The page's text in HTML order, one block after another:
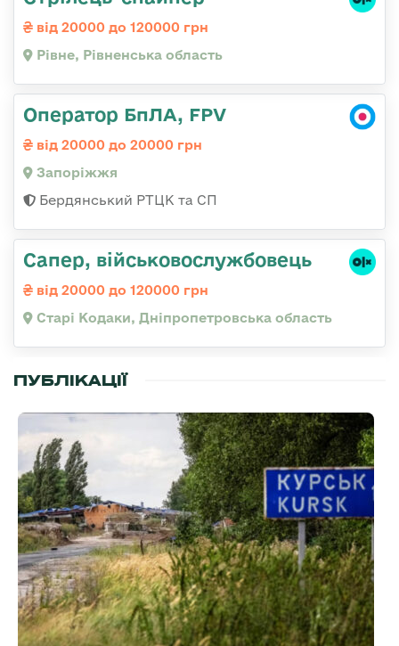
від 20000 до 120000 грн
Рівне, Рівненська область
Оператор БпЛА, FPV
від 20000 до 20000 грн
Запоріжжя
Бердянський РТЦК та СП
Сапер, військовослужбовець
від 20000 до 120000 грн
Старі Кодаки, Дніпропетровська область
ПУБЛІКАЦІЇ